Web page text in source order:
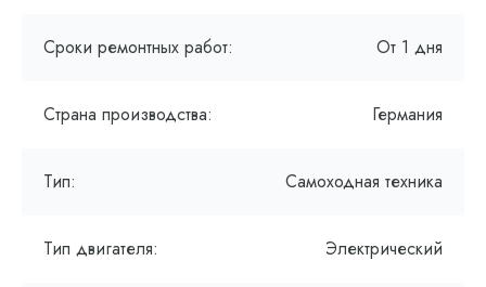
Сроки ремонтных работ: От 1 дня
Страна производства: Германия
Тип: Самоходная техника
Тип двигателя: Электрический